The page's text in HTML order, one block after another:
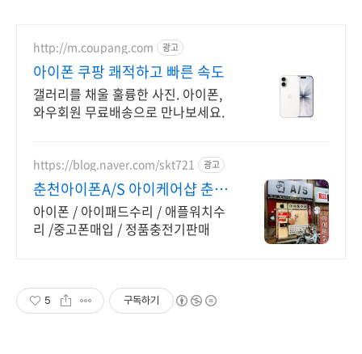
http://m.coupang.com 광고
아이폰 쿠팡 쾌적하고 빠른 속도
갤러리를 채울 훌륭한 사진. 아이폰,
와우회원 무료배송으로 만나보세요.
https://blog.naver.com/skt721 광고
춘천아이폰A/S 아이케어샵 춘천
아이폰as센터
아이폰 / 아이패드수리 / 애플워치수
리 /중고폰매입 / 정품충전기판매
5 구독하기